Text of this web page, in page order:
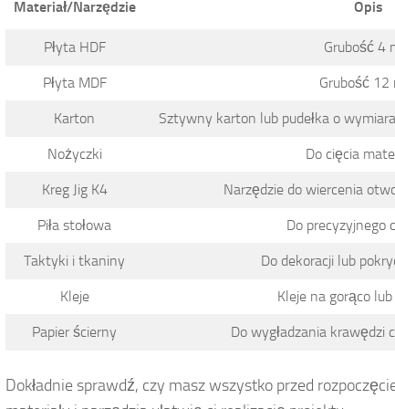
Materiał/Narzędzie Opis
Płyta HDF Grubość 4
Płyta MDF Grubość 12
Karton Sztywny karton lub pudełka o
Nożyczki Do cięcia
Kreg Jig K4 Narzędzie do wiercenia
Piła stołowa Do precyzyjnego
Taktyki i tkaniny Do dekoracji lub
Kleje Kleje na gorąco
Papier ścierny Do wygładzania
Dokładnie sprawdź, czy masz wszystko przed